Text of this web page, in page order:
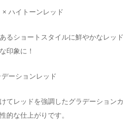
ハイトーンレッド
るショートスタイルに鮮やかなレッド
印象に！
ーションレッド
てレッドを強調したグラデーションカ
的な仕上がりです。